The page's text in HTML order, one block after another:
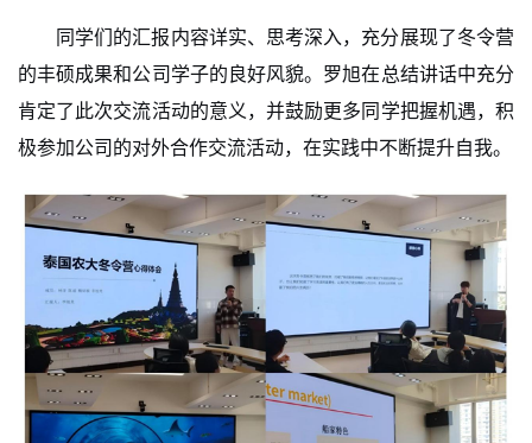
同学们的汇报内容详实、思考深入，充分展现了冬令营
的丰硕成果和公司学子的良好风貌。罗旭在总结讲话中充分
肯定了此次交流活动的意义，并鼓励更多同学把握机遇，积
极参加公司的对外合作交流活动，在实践中不断提升自我。